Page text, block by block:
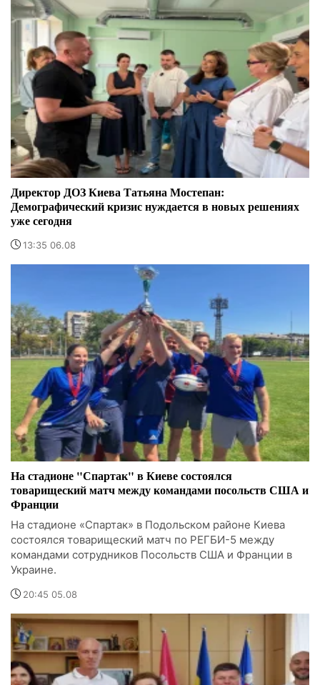
Директор ДОЗ Киева Татьяна Мостепан:
Демографический кризис нуждается в новых решениях
уже сегодня
13:35 06.08
На стадионе "Спартак" в Киеве состоялся
товарищеский матч между командами посольств США и
Франции
На стадионе «Спартак» в Подольском районе Киева
состоялся товарищеский матч по РЕГБИ-5 между
командами сотрудников Посольств США и Франции в
Украине.
20:45 05.08